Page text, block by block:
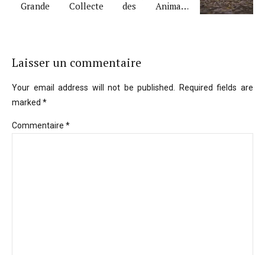
Grande Collecte des Animaux
Laisser un commentaire
Your email address will not be published. Required fields are
marked *
Commentaire *